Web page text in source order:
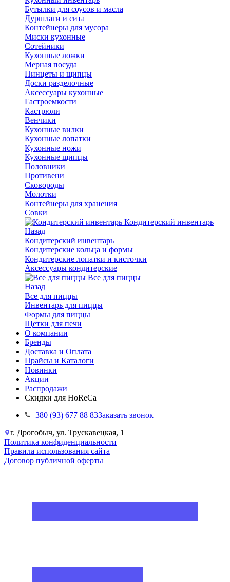
Бутылки для соусов и масла
Дуршлаги и сита
Контейнеры для мусора
Миски кухонные
Сотейники
Кухонные ложки
Мерная посуда
Пинцеты и щипцы
Доски разделочные
Аксессуары кухонные
Гастроемкости
Кастрюли
Венчики
Кухонные вилки
Кухонные лопатки
Кухонные ножи
Кухонные щипцы
Половники
Противени
Сковороды
Молотки
Контейнеры для хранения
Совки
Кондитерский инвентарь
Назад
Кондитерский инвентарь
Кондитерские кольца и формы
Кондитерские лопатки и кисточки
Аксессуары кондитерские
Все для пиццы
Назад
Все для пиццы
Инвентарь для пиццы
Формы для пиццы
Щетки для печи
О компании
Бренды
Доставка и Оплата
Прайсы и Каталоги
Новинки
Акции
Распродажи
Скидки для HoReCa
+38‎0 (93) 677 88 83Заказать звонок
г. Дрогобыч, ул. Трускавецкая, 1
Политика конфиденциальности
Правила использования сайта
Договор публичной оферты